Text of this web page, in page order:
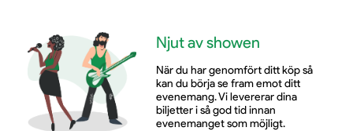
Njut av showen
När du har genomfört ditt köp så
kan du börja se fram emot ditt
evenemang. Vi levererar dina
biljetter i så god tid innan
evenemanget som möjligt.